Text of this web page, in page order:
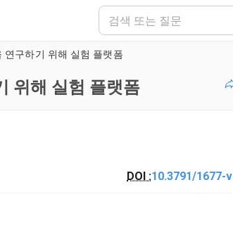
연구하기 위해 실험 플랫폼
위해 실험 플랫폼
DOI :10.3791/1677-v